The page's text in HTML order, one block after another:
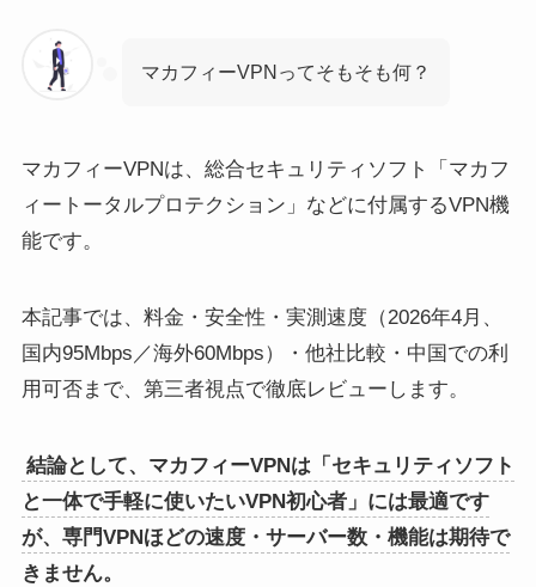
マカフィーVPNってそもそも何？
マカフィーVPNは、総合セキュリティソフト「マカフ
ィートータルプロテクション」などに付属するVPN機
能です。
本記事では、料金・安全性・実測速度（2026年4月、
国内95Mbps／海外60Mbps）・他社比較・中国での利
用可否まで、第三者視点で徹底レビューします。
結論として、マカフィーVPNは「セキュリティソフト
と一体で手軽に使いたいVPN初心者」には最適です
が、専門VPNほどの速度・サーバー数・機能は期待で
きません。